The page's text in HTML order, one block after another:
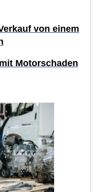
von einem
Motorschaden